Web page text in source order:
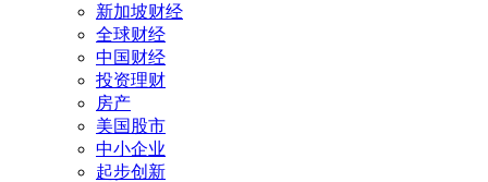
新加坡财经
全球财经
中国财经
投资理财
房产
美国股市
中小企业
起步创新